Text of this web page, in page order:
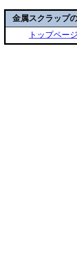
金属スクラップ
トップページ